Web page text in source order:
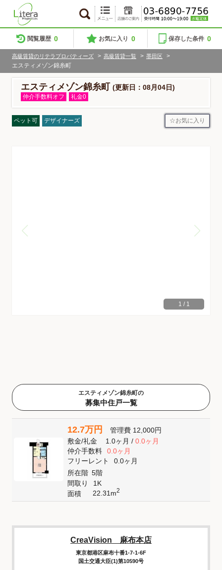
閲覧履歴 0 お気に入り 0 保存した条件 0
高級賃貸のリテラプロパティーズ > 高級賃貸一覧 > 墨田区
>
エスティメゾン錦糸町
エスティメゾン錦糸町 (更新日：08月04日)
仲介手数料オフ 礼金0
ペット可 デザイナーズ お気に入り
1 / 1
エスティメゾン錦糸町の
募集中住戸一覧
12.7万円 管理費 12,000円
敷金/礼金 1.0ヶ月/ 0.0ヶ月
仲介手数料
0.0ヶ月
フリーレント
0.0ヶ月
所在階 5階
間取り
1K
面積
22.31m2
CreaVision 麻布本店
東京都港区麻布十番1-7-1-6F
国土交通大臣(1)第10590号